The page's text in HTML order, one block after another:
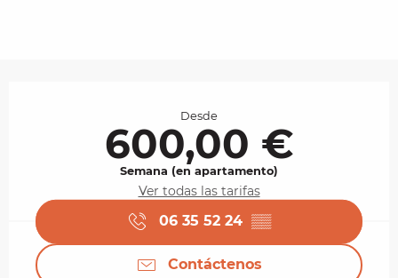
Desde
600,00 €
Semana (en apartamento)
Ver todas las tarifas
06 35 52 24 ▒▒
Contáctenos